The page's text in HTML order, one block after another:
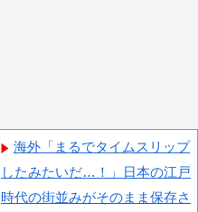
海外「まるでタイムスリップ
したみたいだ…！」日本の江戸
時代の街並みがそのまま保存さ